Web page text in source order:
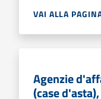
VAI ALLA
Agenzie
(case